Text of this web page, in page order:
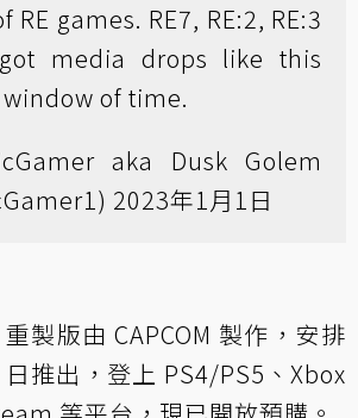
games. RE7, RE:2, RE:3
media drops like this
of time.
aka Dusk Golem
2023年1月1日
製版由 CAPCOM 製作，安排
推出，登上 PS4/PS5、Xbox